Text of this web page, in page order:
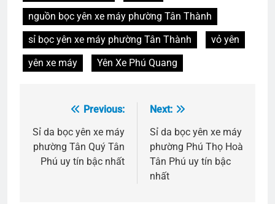
nguồn bọc yên xe máy phường Tân Thành
sỉ bọc yên xe máy phường Tân Thành
vỏ yên
yên xe máy
Yên Xe Phú Quang
hướng
bài
Previous:
Sỉ da bọc yên xe máy
phường Tân Quý Tân
Phú uy tín bậc nhất
Next:
Sỉ da bọc yên xe máy
phường Phú Thọ Hoà
Tân Phú uy tín bậc
nhất